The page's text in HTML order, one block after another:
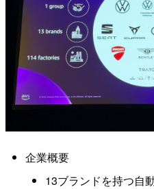
企業概要
13ブランドを持つ自